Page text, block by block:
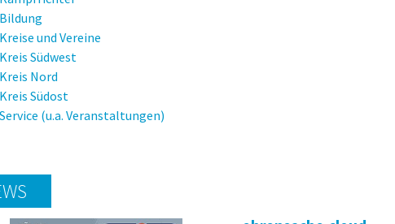
Bildung
Kreise und Vereine
Kreis Südwest
Kreis Nord
Kreis Südost
Service (u.a. Veranstaltungen)